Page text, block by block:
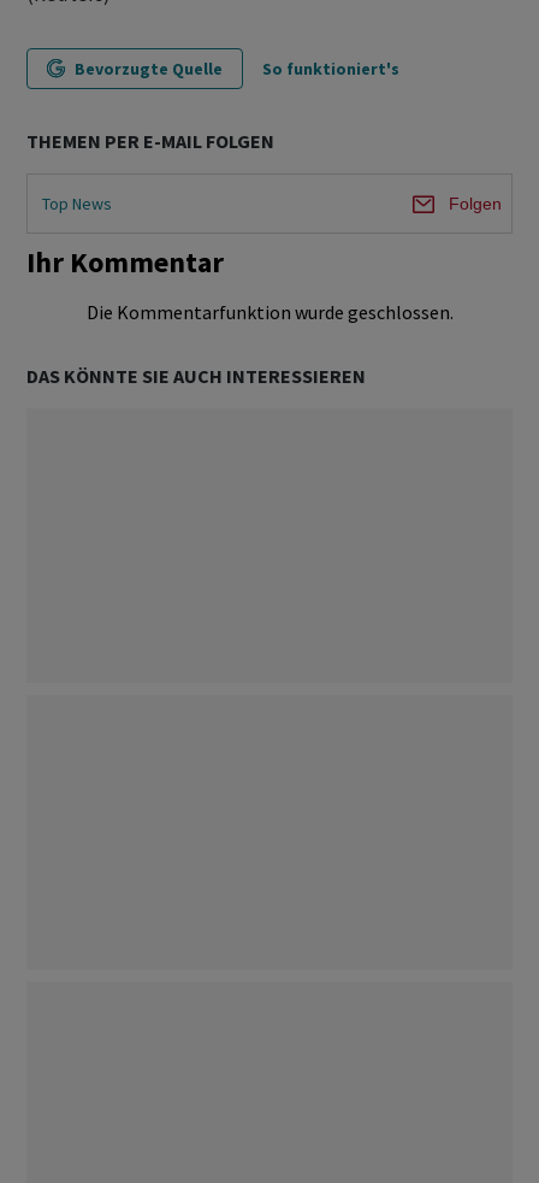
Bevorzugte Quelle So funktioniert's
THEMEN PER E-MAIL FOLGEN
Top News Folgen
Ihr Kommentar
Die Kommentarfunktion wurde geschlossen.
DAS KÖNNTE SIE AUCH INTERESSIEREN